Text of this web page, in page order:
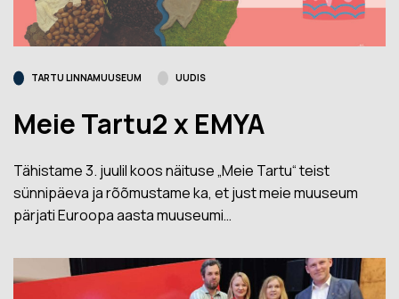
TARTU LINNAMUUSEUM UUDIS
Meie Tartu2 x EMYA
Tähistame 3. juulil koos näituse „Meie Tartu“ teist
sünnipäeva ja rõõmustame ka, et just meie muuseum
pärjati Euroopa aasta muuseumi…